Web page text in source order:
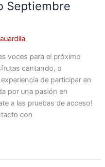
Septiembre
voces para el próximo
cantando, o
de participar en
por una pasión en
a las pruebas de acceso!
con